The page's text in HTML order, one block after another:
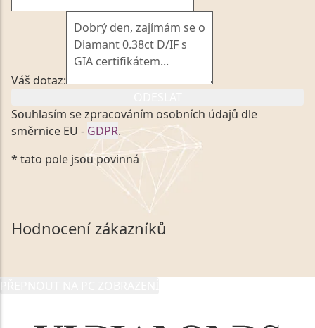
Váš dotaz:
Souhlasím se zpracováním osobních údajů dle
směrnice EU - GDPR.
Kliknutím na výše uvedený odkaz, v souladu se
zákonem č. 101/2000 Sb. v platném znění výslovně
souhlasím se zpracováním a uchováním veškerých
mých osobních údajů, které poskytuji prostřednictvím
společnosti VVDiamonds s.r.o., IČO: 05892481. Tyto
údaje poskytuji společnosti VVDiamonds s.r.o., IČO:
* tato pole jsou povinná
Hodnocení zákazníků